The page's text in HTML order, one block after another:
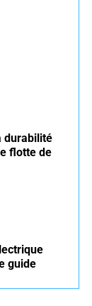
durabilité
flotte de
guide